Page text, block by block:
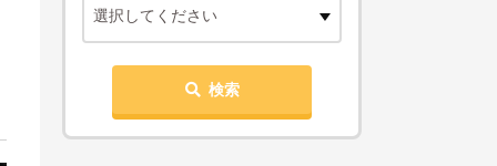
選択してください
検索